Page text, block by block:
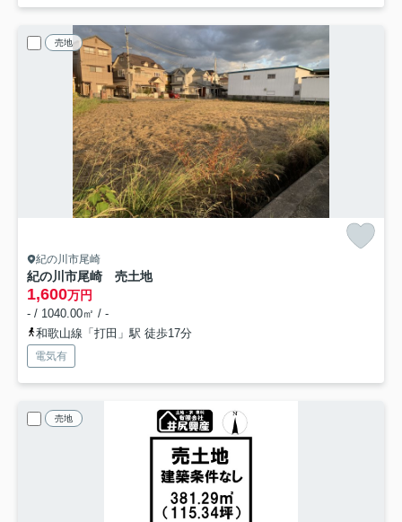
売地
紀の川市尾崎
紀の川市尾崎 売土地
1,600万円
- / 1040.00㎡ / -
和歌山線「打田」駅 徒歩17分
電気有
売地